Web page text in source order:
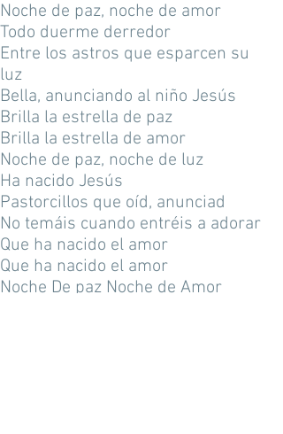
Noche de paz, noche de amor
Todo duerme derredor
Entre los astros que esparcen su
luz
Bella, anunciando al niño Jesús
Brilla la estrella de paz
Brilla la estrella de amor
Noche de paz, noche de luz
Ha nacido Jesús
Pastorcillos que oíd, anunciad
No temáis cuando entréis a adorar
Que ha nacido el amor
Que ha nacido el amor
Noche De paz Noche de Amor